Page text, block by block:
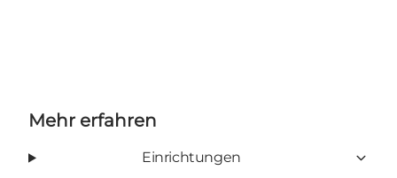
Mehr erfahren
Einrichtungen